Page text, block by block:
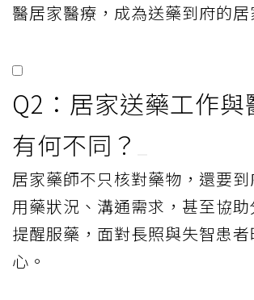
醫居家醫療，成為送藥到府的居
Q2：居家送藥工作與
有何不同？
居家藥師不只核對藥物，還要
用藥狀況、溝通需求，甚至協
提醒服藥，面對長照與失智患
心。